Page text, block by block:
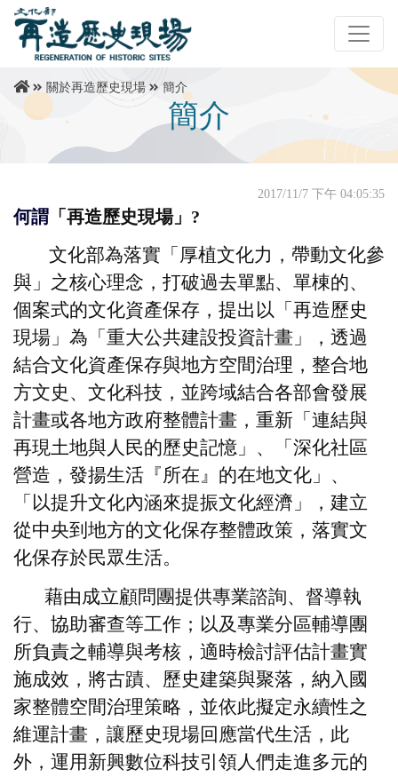
關於再造歷史現場 簡介
簡介
2017/11/7 下午 04:05:35
何謂 「再造歷史現場」?
文化部為落實「厚植文化力，帶動文化參
與」之核心理念，打破過去單點、單棟的、
個案式的文化資產保存，提出以「再造歷史
現場」為「重大公共建設投資計畫」，透過
結合文化資產保存與地方空間治理，整合地
方文史、文化科技，並跨域結合各部會發展
計畫或各地方政府整體計畫，重新「連結與
再現土地與人民的歷史記憶」、「深化社區
營造，發揚生活『所在』的在地文化」、
「以提升文化內涵來提振文化經濟」，建立
從中央到地方的文化保存整體政策，落實文
化保存於民眾生活。
藉由成立顧問團提供專業諮詢、督導執
行、協助審查等工作；以及專業分區輔導團
所負責之輔導與考核，適時檢討評估計畫實
施成效，將古蹟、歷史建築與聚落，納入國
家整體空間治理策略，並依此擬定永續性之
維運計畫，讓歷史現場回應當代生活，此
外，運用新興數位科技引領人們走進多元的